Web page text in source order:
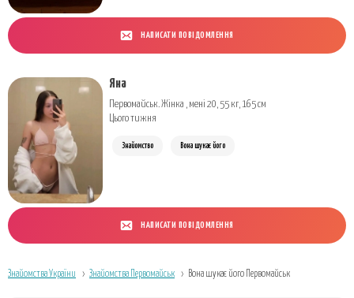
НАПИСАТИ ПОВІДОМЛЕННЯ
Яна
Первомайськ. Жінка , мені 20, 55 кг, 165 см
Цього тижня
Знайомство Вона шукає його
НАПИСАТИ ПОВІДОМЛЕННЯ
Знайомства України Знайомства Первомайськ Вона шукає його Первомайськ